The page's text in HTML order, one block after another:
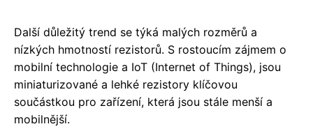
Další důležitý trend se týká malých rozměrů a
nízkých hmotností rezistorů. S rostoucím zájmem o
mobilní technologie a IoT (Internet of Things), jsou
miniaturizované a lehké rezistory klíčovou
součástkou pro zařízení, která jsou stále menší a
mobilnější.